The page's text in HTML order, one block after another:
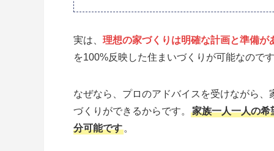
実は、 理想の家づくりは明確な計画と準備が
を100%反映した住まいづくりが可能なので
なぜなら、プロのアドバイスを受けながら
づくりができるからです。
家族一人一人の希
分可能です 。